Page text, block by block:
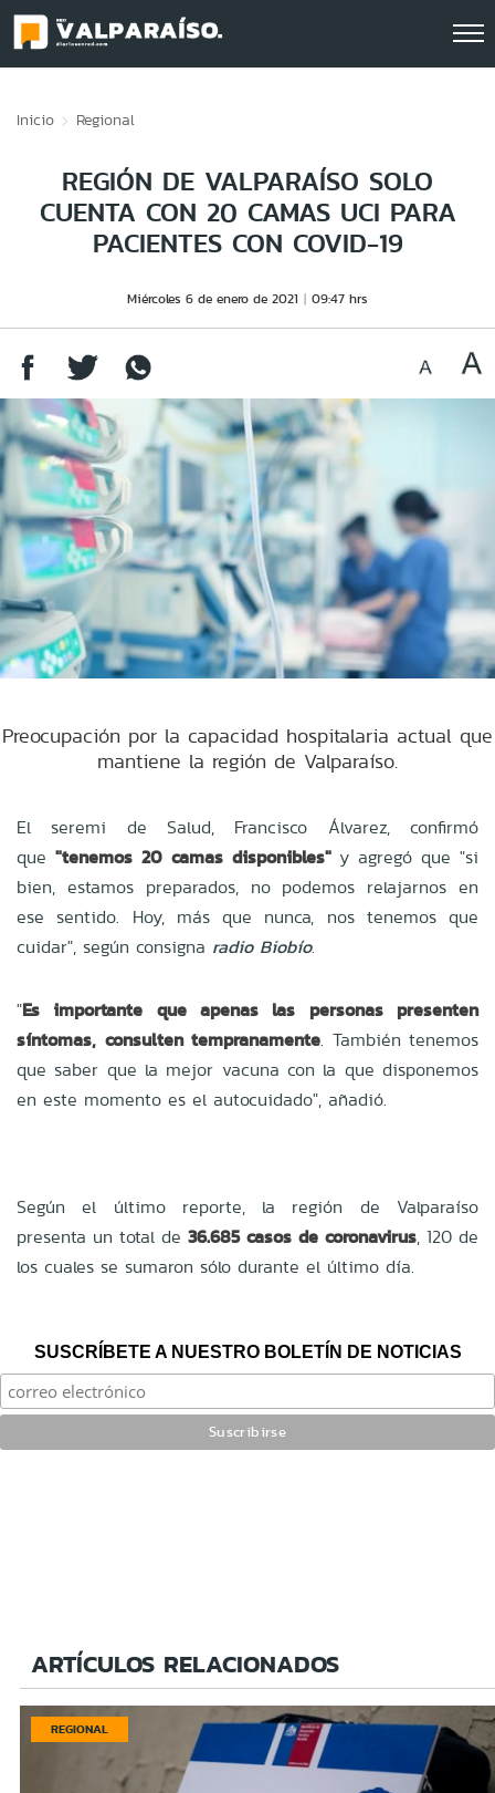
Inicio Regional
REGIÓN DE VALPARAÍSO SOLO
CUENTA CON 20 CAMAS UCI PARA
PACIENTES CON COVID-19
Miércoles 6 de enero de 2021 09:47 hrs
Preocupación por la capacidad hospitalaria actual que
mantiene la región de Valparaíso.
El seremi de Salud, Francisco Álvarez, confirmó
que "tenemos 20 camas disponibles"y agregó que "si
bien, estamos preparados, no podemos relajarnos en
ese sentido. Hoy, más que nunca, nos tenemos que
cuidar", según consigna radio Biobío.
"Es importante que apenas las personas presenten
síntomas, consulten tempranamente. También tenemos
que saber que la mejor vacuna con la que disponemos
en este momento es el autocuidado", añadió.
Según el último reporte, la región de Valparaíso
presenta un total de 36.685 casos de coronavirus, 120 de
los cuales se sumaron sólo durante el último día.
SUSCRÍBETE A NUESTRO BOLETÍN DE NOTICIAS
ARTÍCULOS RELACIONADOS
REGIONAL